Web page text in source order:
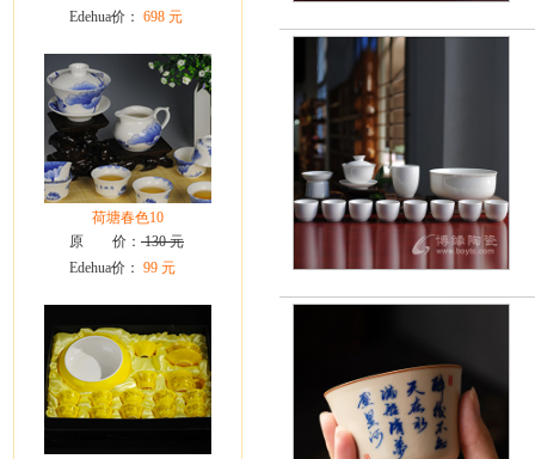
Edehua价： 698 元
荷塘春色10
原 价： 130 元
Edehua价： 99 元